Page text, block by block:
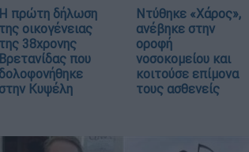
Η πρώτη δήλωση
της οικογένειας
της 38χρονης
Βρετανίδας που
δολοφονήθηκε
στην Κυψέλη
Ντύθηκε «Χάρος»,
ανέβηκε στην
οροφή
νοσοκομείου και
κοιτούσε επίμονα
τους ασθενείς